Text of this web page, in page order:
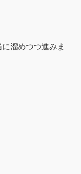
溜めつつ進みま